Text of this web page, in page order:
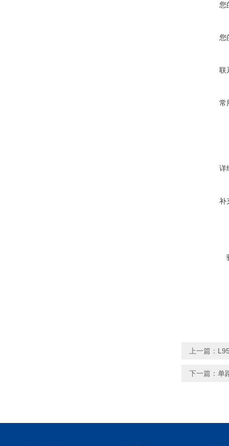
您
您
联
常
详
补
上一篇：
下一篇： 单